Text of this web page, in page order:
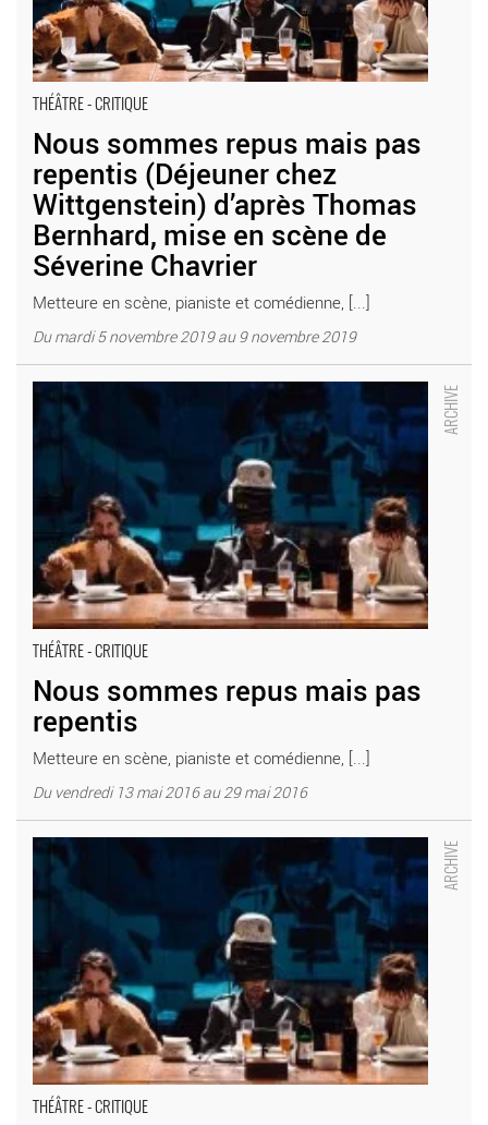
THÉÂTRE - CRITIQUE
Nous sommes repus mais pas
repentis (Déjeuner chez
Wittgenstein) d’après Thomas
Bernhard, mise en scène de
Séverine Chavrier
Metteure en scène, pianiste et comédienne, [...]
Du mardi 5 novembre 2019 au 9 novembre 2019
THÉÂTRE - CRITIQUE
Nous sommes repus mais pas
repentis
Metteure en scène, pianiste et comédienne, [...]
Du vendredi 13 mai 2016 au 29 mai 2016
Nous sommes repus mais pas repentis - Critique sortie Théâtre
Paris ATELIERS BERTHIER
THÉÂTRE - CRITIQUE
Nous sommes repus mais pas repentis - Critique sortie Théâtre
Paris ATELIERS BERTHIER